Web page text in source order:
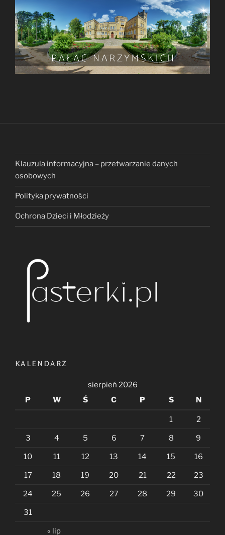
Klauzula informacyjna – przetwarzanie danych
osobowych
Polityka prywatności
Ochrona Dzieci i Młodzieży
KALENDARZ
sierpień 2026
P
W Ś C P S N
1 2
3 4 5 6 7 8 9
10 11 12 13 14 15 16
17 18 19 20 21 22 23
24 25 26 27 28 29 30
31
« lip